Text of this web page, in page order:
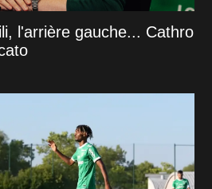
l'arrière gauche... Cathro